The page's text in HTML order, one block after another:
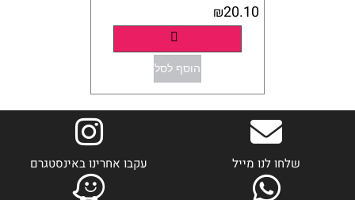
₪20.10
הוסף לסל
שלחו לנו מייל עקבו אחרינו באינסטגרם